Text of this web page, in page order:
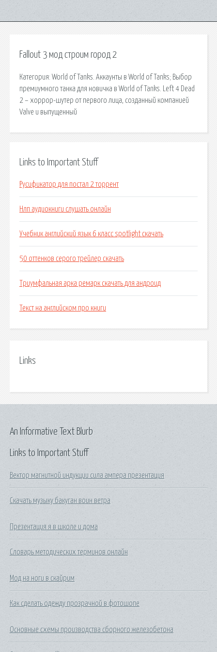
Fallout 3 мод строим город 2
Категория: World of Tanks. Аккаунты в World of Tanks; Выбор
премиумного танка для новичка в World of Tanks. Left 4 Dead
2 – хоррор-шутер от первого лица, созданный компанией
Valve и выпущенный
Links to Important Stuff
Русификатор для постал 2 торрент
Нлп аудиокниги слушать онлайн
Учебник английский язык 6 класс spotlight скачать
50 оттенков серого трейлер скачать
Триумфальная арка ремарк скачать для андроид
Текст на английском про книги
Links
Links to Important Stuff
Вектор магнитной индукции сила ампера презентация
Скачать музыку бакуган воин ветра
Презентация я в школе и дома
Словарь методических терминов онлайн
Мод на ноги в скайрим
Как сделать одежду прозрачной в фотошопе
Основные схемы производства сборного железобетона
An Informative Text Blurb